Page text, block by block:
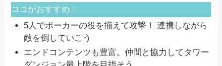
ココがおすすめ！
5人でポーカーの役を揃えて攻撃！ 連携しながら
敵を倒していこう
エンドコンテンツも豊富。仲間と協力してタワー